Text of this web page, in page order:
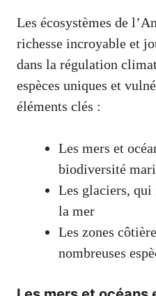
Les écosystèmes de
richesse incroyable et
dans la régulation
espèces uniques et
éléments clés :
Les mers et
biodiversité
Les glaciers,
la mer
Les zones
nombreuses